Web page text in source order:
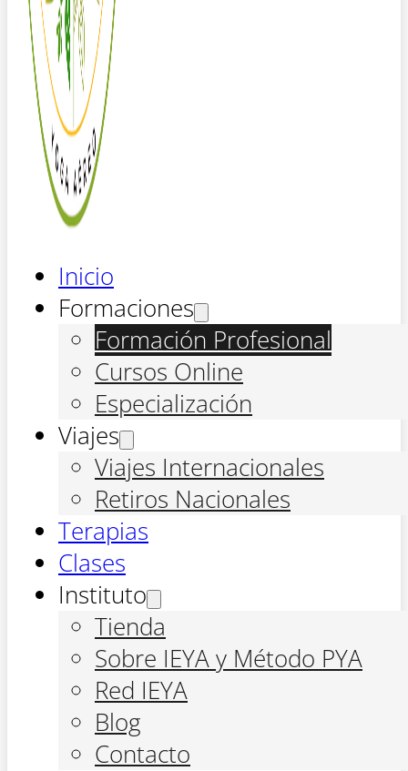
Inicio
Formaciones
Formación Profesional
Cursos Online
Especialización
Viajes
Viajes Internacionales
Retiros Nacionales
Terapias
Clases
Instituto
Tienda
Sobre IEYA y Método PYA
Red IEYA
Blog
Contacto